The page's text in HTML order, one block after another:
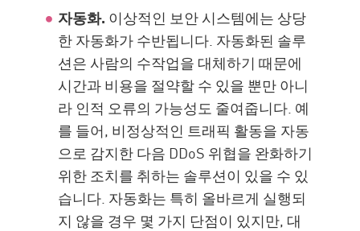
자동화. 이상적인 보안 시스템에는 상당
한 자동화가 수반됩니다. 자동화된 솔루
션은 사람의 수작업을 대체하기 때문에
시간과 비용을 절약할 수 있을 뿐만 아니
라 인적 오류의 가능성도 줄여줍니다. 예
를 들어, 비정상적인 트래픽 활동을 자동
으로 감지한 다음 DDoS 위협을 완화하기
위한 조치를 취하는 솔루션이 있을 수 있
습니다. 자동화는 특히 올바르게 실행되
지 않을 경우 몇 가지 단점이 있지만, 대